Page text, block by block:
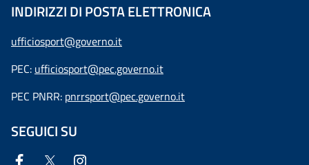
INDIRIZZI DI POSTA ELETTRONICA
ufficiosport@governo.it
PEC: ufficiosport@pec.governo.it
PEC PNRR: pnrrsport@pec.governo.it
SEGUICI SU